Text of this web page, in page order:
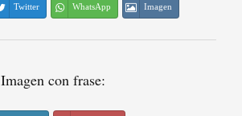
Twitter WhatsApp Imagen
Imagen con frase: